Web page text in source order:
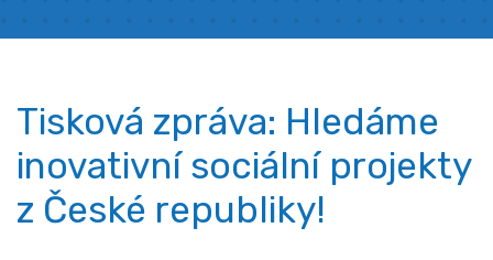
Tisková zpráva: Hledáme
inovativní sociální projekty
z České republiky!